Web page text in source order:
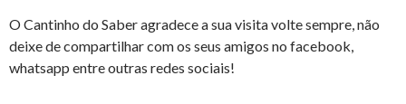
O Cantinho do Saber agradece a sua visita volte sempre, não
deixe de compartilhar com os seus amigos no facebook,
whatsapp entre outras redes sociais!